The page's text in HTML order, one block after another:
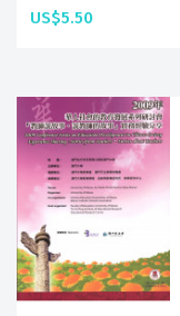
US$5.50